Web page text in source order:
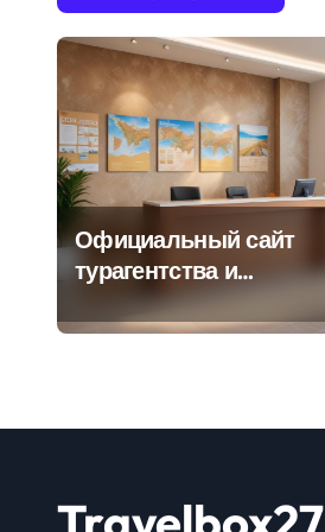
Официальный сайт
турагентства и
информация об
офисе продаж